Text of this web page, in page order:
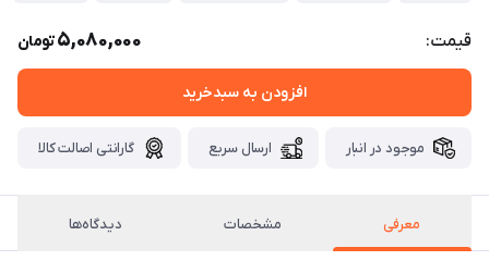
قیمت: 5,080,000تومان
افزودن به سبدخرید
موجود در انبار ارسال سریع گارانتی اصالت کالا
معرفی مشخصات دیدگاه‌ها